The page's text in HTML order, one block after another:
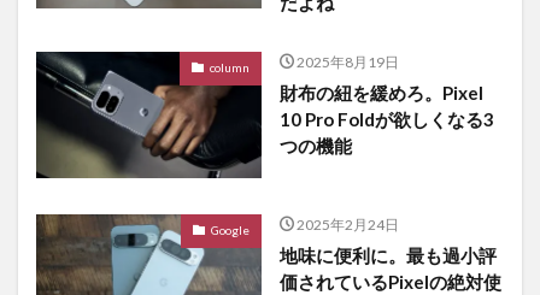
column 2025年8月19日
財布の紐を緩めろ。Pixel
10 Pro Foldが欲しくなる3
つの機能
Google 2025年2月24日
地味に便利に。最も過小評
価されているPixelの絶対使